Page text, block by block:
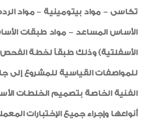
تكاسى – مواد بيتومينية – مواد
الأساس المساعد – مواد طبقات
الأسفلتية) وذلك طبقاً لخطة الفحص
للمواصفات القياسية للمشروع إلى
الفنية الخاصة بتصميم الخلطات
أنواعها وإجراء جميع الإختبارات